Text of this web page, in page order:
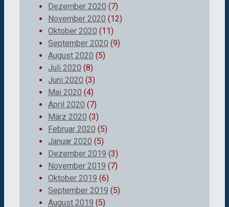
Dezember 2020 (7)
November 2020 (12)
Oktober 2020 (11)
September 2020 (9)
August 2020 (5)
Juli 2020 (8)
Juni 2020 (3)
Mai 2020 (4)
April 2020 (7)
März 2020 (3)
Februar 2020 (5)
Januar 2020 (5)
Dezember 2019 (3)
November 2019 (7)
Oktober 2019 (6)
September 2019 (5)
August 2019 (5)